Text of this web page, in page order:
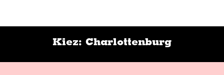
Kiez: Charlottenburg